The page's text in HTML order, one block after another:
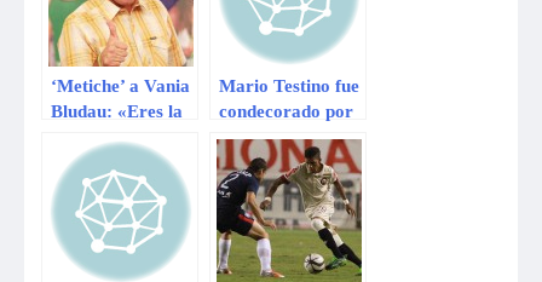
‘Metiche’ a Vania
Bludau: «Eres la
desubicadas»
Mario Testino fue
condecorado por
reina Isabel II